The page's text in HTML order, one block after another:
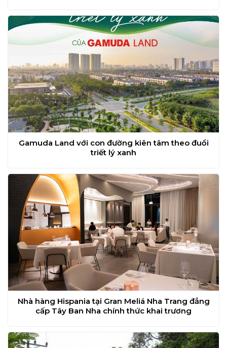
Gamuda Land với con đường kiên tâm theo đuổi
triết lý xanh
Nhà hàng Hispania tại Gran Meliá Nha Trang đẳng
cấp Tây Ban Nha chính thức khai trương